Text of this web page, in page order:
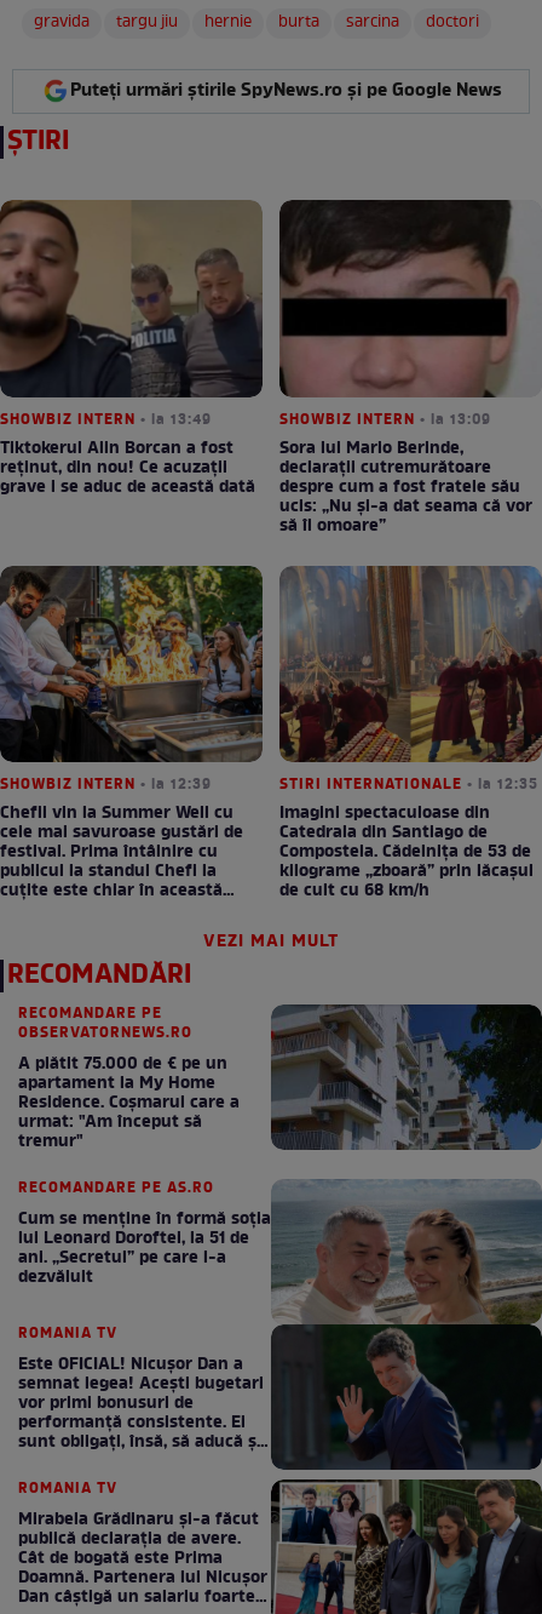
gravida targu jiu hernie burta sarcina doctori
Puteți urmări știrile SpyNews.ro și pe Google News
ȘTIRI
SHOWBIZ INTERN • la 13:49
Tiktokerul Alin Borcan a fost
reținut, din nou! Ce acuzații
grave i se aduc de această dată
SHOWBIZ INTERN • la 13:09
Sora lui Mario Berinde,
declarații cutremurătoare
despre cum a fost fratele său
ucis: „Nu și-a dat seama că vor
să îl omoare”
SHOWBIZ INTERN • la 12:39
Chefii vin la Summer Well cu
cele mai savuroase gustări de
festival. Prima întâlnire cu
publicul la standul Chefi la
cuțite este chiar în această
STIRI INTERNATIONALE • la 12:35
Imagini spectaculoase din
Catedrala din Santiago de
Compostela. Cădelnița de 53 de
kilograme „zboară” prin lăcașul
de cult cu 68 km/h
VEZI MAI MULT
RECOMANDĂRI
RECOMANDARE PE
OBSERVATORNEWS.RO
A plătit 75.000 de € pe un
apartament la My Home
Residence. Coşmarul care a
urmat: "Am început să
tremur"
RECOMANDARE PE AS.RO
Cum se menţine în formă soţia
lui Leonard Doroftei, la 51 de
ani. „Secretul” pe care l-a
dezvăluit
ROMANIA TV
Este OFICIAL! Nicușor Dan a
semnat legea! Acești bugetari
vor primi bonusuri de
performanță consistente. Ei
sunt obligați, însă, să aducă și
ROMANIA TV
Mirabela Grădinaru și-a făcut
publică declarația de avere.
Cât de bogată este Prima
Doamnă. Partenera lui Nicușor
Dan câștigă un salariu foarte